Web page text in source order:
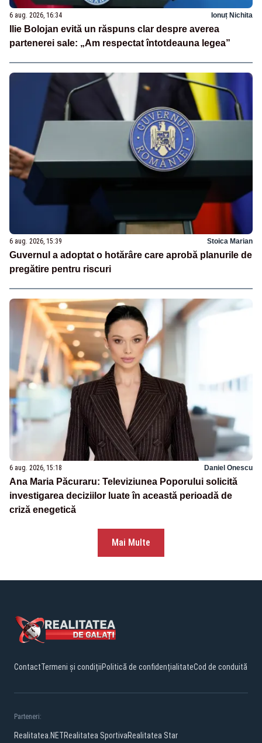
6 aug. 2026, 16:34 Ionuț Nichita
Ilie Bolojan evită un răspuns clar despre averea
partenerei sale: „Am respectat întotdeauna legea”
6 aug. 2026, 15:39 Stoica Marian
Guvernul a adoptat o hotărâre care aprobă planurile de
pregătire pentru riscuri
6 aug. 2026, 15:18 Daniel Onescu
Ana Maria Păcuraru: Televiziunea Poporului solicită
investigarea deciziilor luate în această perioadă de
criză enegetică
Mai Multe
ContactTermeni și condițiiPolitică de confidențialitateCod de conduită
Parteneri:
Realitatea.NETRealitatea SportivaRealitatea Star